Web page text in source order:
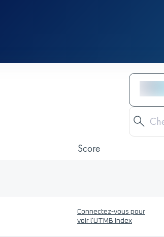
Score
Connectez-vous pour
voir l'UTMB Index